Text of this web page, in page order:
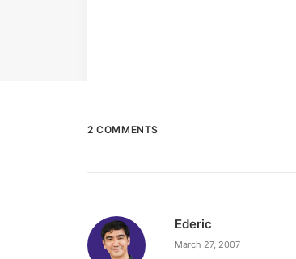
2 COMMENTS
Ederic
March 27, 2007